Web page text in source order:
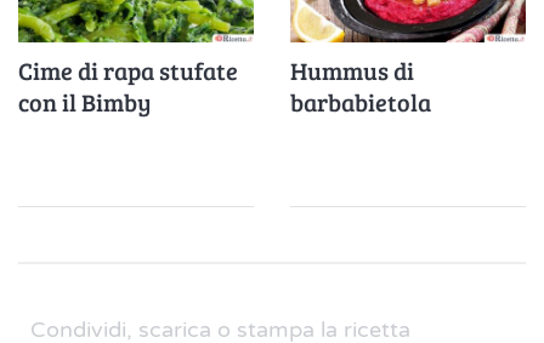
Cime di rapa stufate
con il Bimby
Hummus di
barbabietola
Condividi, scarica o stampa la ricetta